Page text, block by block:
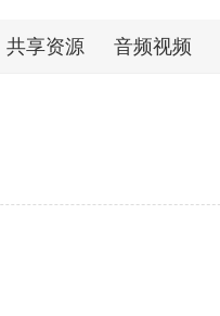
共享资源 音频视频